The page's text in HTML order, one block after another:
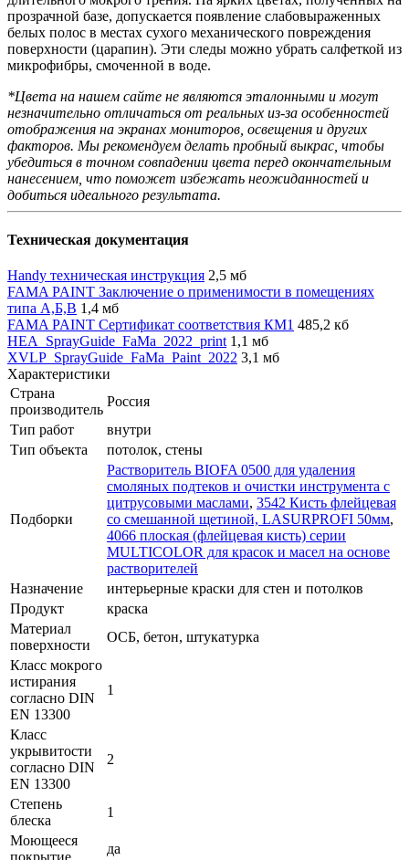
прозрачной базе, допускается появление слабовыраженных
белых полос в местах сухого механического повреждения
поверхности (царапин). Эти следы можно убрать салфеткой из
микрофибры, смоченной в воде.
*Цвета на нашем сайте не являются эталонными и могут
незначительно отличаться от реальных из-за особенностей
отображения на экранах мониторов, освещения и других
факторов. Мы рекомендуем делать пробный выкрас, чтобы
убедиться в точном совпадении цвета перед окончательным
нанесением, что поможет избежать неожиданностей и
добиться идеального результата.
Техническая документация
Handy техническая инструкция 2,5 мб
FAMA PAINT Заключение о применимости в помещениях
типа А,Б,В 1,4 мб
FAMA PAINT Сертификат соответствия КМ1 485,2 кб
HEA_SprayGuide_FaMa_2022_print 1,1 мб
XVLP_SprayGuide_FaMa_Paint_2022 3,1 мб
Характеристики
Страна
производитель
Россия
Тип работ
внутри
Тип объекта
потолок, стены
Подборки
Растворитель BIOFA 0500 для удаления
смоляных подтеков и очистки инструмента с
цитрусовыми маслами, 3542 Кисть флейцевая
со смешанной щетиной, LASURPROFI 50мм,
4066 плоская (флейцевая кисть) серии
MULTICOLOR для красок и масел на основе
растворителей
Назначение
интерьерные краски для стен и потолков
Продукт
краска
Материал
поверхности
ОСБ, бетон, штукатурка
Класс мокрого
истирания
согласно DIN
EN 13300
1
Класс
укрывитости
согласно DIN
EN 13300
2
Степень
блеска
1
Моющееся
покрытие
да